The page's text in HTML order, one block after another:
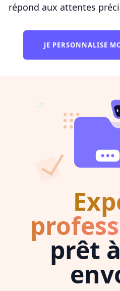
répond aux attentes
JE PERSONNALISE
prêt